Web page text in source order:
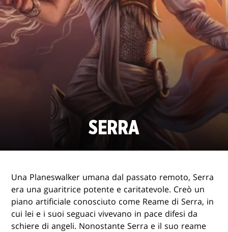
SERRA
Una Planeswalker umana dal passato remoto, Serra
era una guaritrice potente e caritatevole. Creò un
piano artificiale conosciuto come Reame di Serra, in
cui lei e i suoi seguaci vivevano in pace difesi da
schiere di angeli. Nonostante Serra e il suo reame